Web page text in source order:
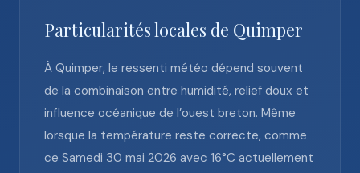
Particularités locales de Quimper
À Quimper, le ressenti météo dépend souvent
de la combinaison entre humidité, relief doux et
influence océanique de l’ouest breton. Même
lorsque la température reste correcte, comme
ce Samedi 30 mai 2026 avec 16°C actuellement